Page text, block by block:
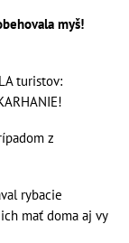
myš!
turistov:
z
rybacie
mať doma aj vy